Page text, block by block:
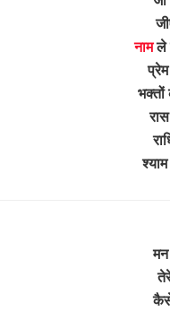
नामले
भक्तों
मन